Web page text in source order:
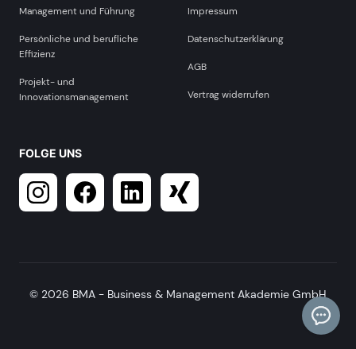
Management und Führung
Persönliche und berufliche
Effizienz
Projekt- und
Innovationsmanagement
Impressum
Datenschutzerklärung
AGB
Vertrag widerrufen
FOLGE UNS
© 2026 BMA - Business & Management Akademie GmbH